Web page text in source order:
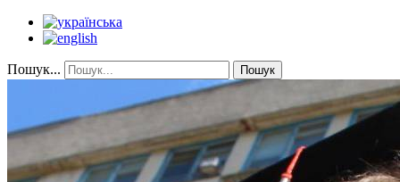
Пошук... Пошук